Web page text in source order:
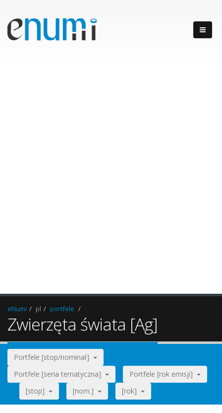
eNumi pl portfele
Zwierzęta świata [Ag]
Portfele [stop/nominał]
Portfele [seria tematyczna]
Portfele [rok emisji]
[stop]
[nom.] [rok]